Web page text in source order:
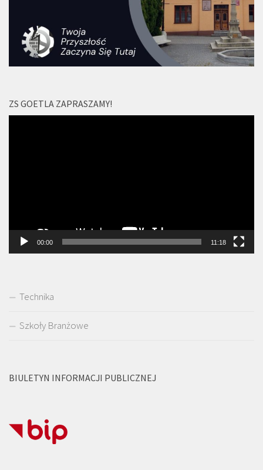
ZS GOETLA ZAPRASZAMY!
00:00 11:18
Technika
Szkoły Branżowe
BIULETYN INFORMACJI PUBLICZNEJ